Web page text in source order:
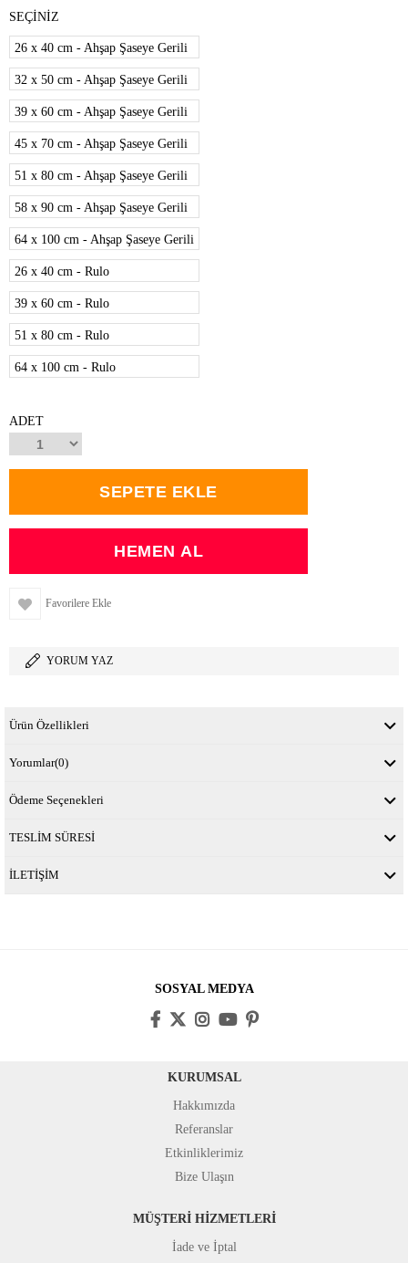
SEÇİNİZ
26 x 40 cm - Ahşap Şaseye Gerili
32 x 50 cm - Ahşap Şaseye Gerili
39 x 60 cm - Ahşap Şaseye Gerili
45 x 70 cm - Ahşap Şaseye Gerili
51 x 80 cm - Ahşap Şaseye Gerili
58 x 90 cm - Ahşap Şaseye Gerili
64 x 100 cm - Ahşap Şaseye Gerili
26 x 40 cm - Rulo
39 x 60 cm - Rulo
51 x 80 cm - Rulo
64 x 100 cm - Rulo
ADET
Favorilere Ekle
YORUM YAZ
Ürün Özellikleri
Yorumlar(0)
Ödeme Seçenekleri
TESLİM SÜRESİ
İLETİŞİM
SOSYAL MEDYA
KURUMSAL
Hakkımızda
Referanslar
Etkinliklerimiz
Bize Ulaşın
MÜŞTERİ HİZMETLERİ
İade ve İptal